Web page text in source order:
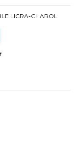
LICRA-CHAROL